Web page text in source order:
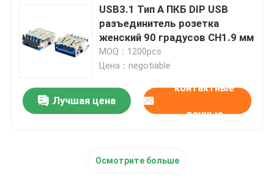
USB3.1 Тип А ПКБ DIP USB
разъединитель розетка
женский 90 градусов CH1.9 мм
MOQ：1200pcs
Цена：negotiable
Лучшая цена
контактные
данные
Осмотрите больше